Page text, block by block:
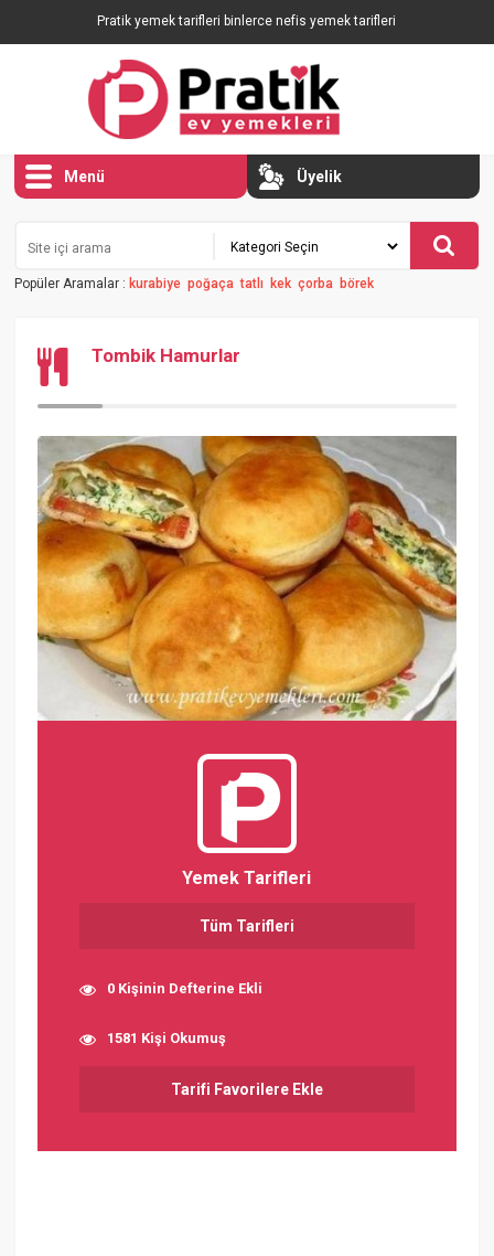
Pratik yemek tarifleri binlerce nefis yemek tarifleri
Menü Üyelik
Popüler Aramalar : kurabiye poğaça tatlı kek çorba börek
Tombik Hamurlar
Yemek Tarifleri
Tüm Tarifleri
0 Kişinin Defterine Ekli
1581 Kişi Okumuş
Tarifi Favorilere Ekle